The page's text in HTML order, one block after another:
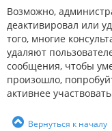
Возможно,
деактивировал или
того, многие
удаляют
сообщения, чтобы
произошло,
активнее
Вернуться к началу